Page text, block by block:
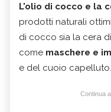
L'olio di cocco e la
prodotti naturali
di cocco sia la cera
come maschere e
e del cuoio capelluto.
Continua